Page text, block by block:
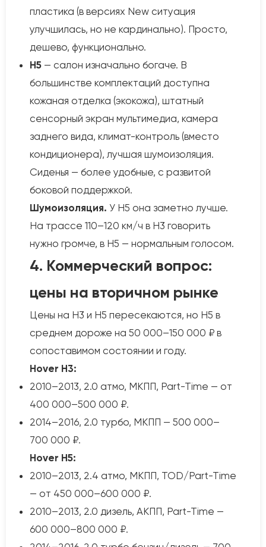
пластика (в версиях New ситуация
улучшилась, но не кардинально). Просто,
дешево, функционально.
H5 — салон изначально богаче. В
большинстве комплектаций доступна
кожаная отделка (экокожа), штатный
сенсорный экран мультимедиа, камера
заднего вида, климат-контроль (вместо
кондиционера), лучшая шумоизоляция.
Сиденья — более удобные, с развитой
боковой поддержкой.
Шумоизоляция. У H5 она заметно лучше.
На трассе 110–120 км/ч в H3 говорить
нужно громче, в H5 — нормальным голосом.
4. Коммерческий вопрос:
цены на вторичном рынке
Цены на H3 и H5 пересекаются, но H5 в
среднем дороже на 50 000–150 000 ₽ в
сопоставимом состоянии и году.
Hover H3:
2010–2013, 2.0 атмо, МКПП, Part-Time — от
400 000–500 000 ₽.
2014–2016, 2.0 турбо, МКПП — 500 000–
700 000 ₽.
Hover H5:
2010–2013, 2.4 атмо, МКПП, TOD/Part-Time
— от 450 000–600 000 ₽.
2010–2013, 2.0 дизель, АКПП, Part-Time —
600 000–800 000 ₽.